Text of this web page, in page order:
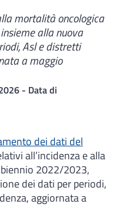
mortalità oncologica
alla nuova
Asl e distretti
a maggio
- Data di
dei dati del
all’incidenza e alla
2022/2023,
dei dati per periodi,
aggiornata a